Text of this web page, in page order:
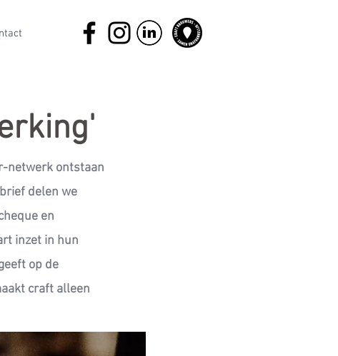
netwerk ontstaan
delen we
en
inzet in hun
op de
craft alleen